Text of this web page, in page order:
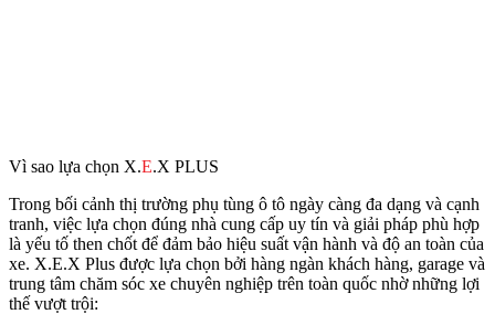
Vì sao lựa chọn X.E.X PLUS
Trong bối cảnh thị trường phụ tùng ô tô ngày càng đa dạng và cạnh
tranh, việc lựa chọn đúng nhà cung cấp uy tín và giải pháp phù hợp
là yếu tố then chốt để đảm bảo hiệu suất vận hành và độ an toàn của
xe. X.E.X Plus được lựa chọn bởi hàng ngàn khách hàng, garage và
trung tâm chăm sóc xe chuyên nghiệp trên toàn quốc nhờ những lợi
thế vượt trội: